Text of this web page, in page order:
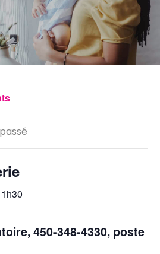
450-348-4330, poste